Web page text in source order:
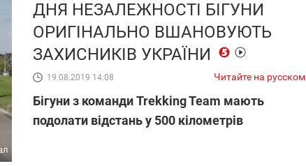
ДНЯ НЕЗАЛЕЖНОСТІ БІГУНИ
ОРИГІНАЛЬНО ВШАНОВУЮТЬ
ЗАХИСНИКІВ УКРАЇНИ
19.08.2019 14:08 Читайте на русском
Бігуни з команди Trekking Team мають
подолати відстань у 500 кілометрів